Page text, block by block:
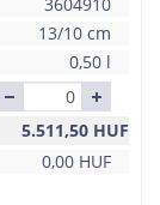
13/10 cm
0,50 l
5.511,50 HUF
0,00 HUF